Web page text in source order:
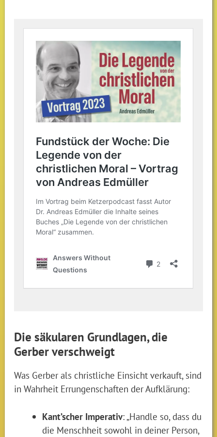
Die säkularen Grundlagen, die
Gerber verschweigt
Was Gerber als christliche Einsicht verkauft, sind
in Wahrheit Errungenschaften der Aufklärung:
Kant’scher Imperativ: „Handle so, dass du
die Menschheit sowohl in deiner Person,